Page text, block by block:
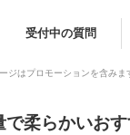
受付中の質問
ジはプロモーションを含みま
柔らかいおす